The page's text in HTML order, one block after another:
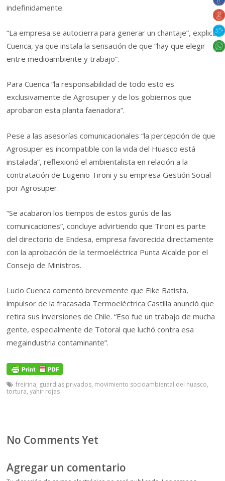
indefinidamente.
“La empresa se autocierra para generar un chantaje”, explica
Cuenca, ya que instala la sensación de que “hay que elegir
entre medioambiente y trabajo”.
Para Cuenca “la responsabilidad de todo esto es
exclusivamente de Agrosuper y de los gobiernos que
aprobaron esta planta faenadora”.
Pese a las asesorías comunicacionales “la percepción de que
Agrosuper es incompatible con la vida del Huasco está
instalada”, reflexionó el ambientalista en relación a la
contratación de Eugenio Tironi y su empresa Gestión Social
por Agrosuper.
“Se acabaron los tiempos de estos gurús de las
comunicaciones”, concluye advirtiendo que Tironi es parte
del directorio de Endesa, empresa favorecida directamente
con la aprobación de la termoeléctrica Punta Alcalde por el
Consejo de Ministros.
Lucio Cuenca comentó brevemente que Eike Batista,
impulsor de la fracasada Termoeléctrica Castilla anunció que
retira sus inversiones de Chile. “Eso fue un trabajo de mucha
gente, especialmente de Totoral que luchó contra esa
megaindustria contaminante”.
freirina, guardias privados, movimiento socioambiental del huasco,
tortura,yahir rojas
No Comments Yet
Agregar un comentario